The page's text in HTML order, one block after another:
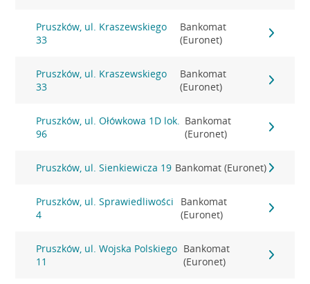
Pruszków, ul. Kraszewskiego
33
Bankomat
(Euronet)
Pruszków, ul. Kraszewskiego
33
Bankomat
(Euronet)
Pruszków, ul. Ołówkowa 1D lok.
96
Bankomat
(Euronet)
Pruszków, ul. Sienkiewicza 19 Bankomat (Euronet)
Pruszków, ul. Sprawiedliwości
4
Bankomat
(Euronet)
Pruszków, ul. Wojska Polskiego
11
Bankomat
(Euronet)